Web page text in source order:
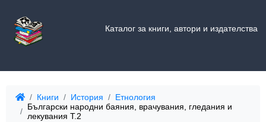
Каталог за книги, автори и издателства
Книги История
Етнология
Български народни баяния, врачувания, гледания и
лекувания Т.2